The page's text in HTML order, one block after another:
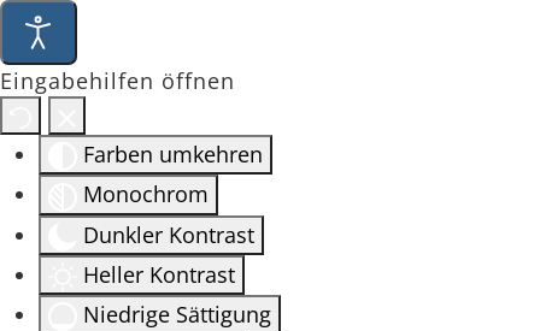
Eingabehilfen öffnen
Farben umkehren
Monochrom
Dunkler Kontrast
Heller Kontrast
Niedrige Sättigung